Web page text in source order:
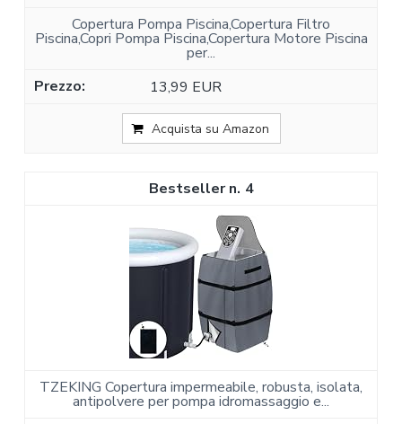
Copertura Pompa Piscina,Copertura Filtro
Piscina,Copri Pompa Piscina,Copertura Motore Piscina
per...
13,99 EUR
Acquista su Amazon
4
TZEKING Copertura impermeabile, robusta, isolata,
antipolvere per pompa idromassaggio e...